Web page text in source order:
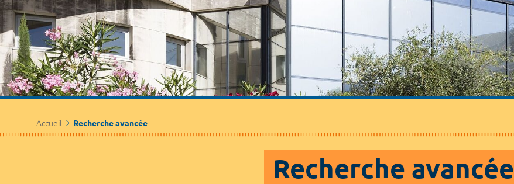
Accueil Recherche avancée
Recherche avancée